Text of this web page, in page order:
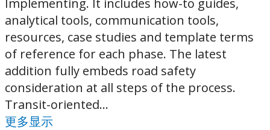
Implementing. It includes how-to guides,
analytical tools, communication tools,
resources, case studies and template terms
of reference for each phase. The latest
addition fully embeds road safety
consideration at all steps of the process.
Transit-oriented...
更多显示